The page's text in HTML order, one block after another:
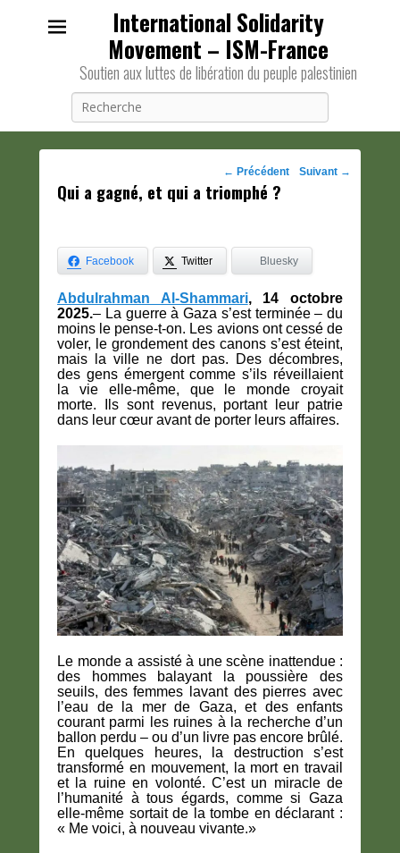
International Solidarity
Movement – ISM-France
Soutien aux luttes de libération du peuple palestinien
Navigation
des
← Précédent Suivant →
Qui a gagné, et qui a triomphé ?
Facebook Twitter Bluesky
Abdulrahman Al-Shammari, 14 octobre
2025.– La guerre à Gaza s’est terminée – du
moins le pense-t-on. Les avions ont cessé de
voler, le grondement des canons s’est éteint,
mais la ville ne dort pas. Des décombres,
des gens émergent comme s’ils réveillaient
la vie elle-même, que le monde croyait
morte. Ils sont revenus, portant leur patrie
dans leur cœur avant de porter leurs affaires.
Le monde a assisté à une scène inattendue :
des hommes balayant la poussière des
seuils, des femmes lavant des pierres avec
l’eau de la mer de Gaza, et des enfants
courant parmi les ruines à la recherche d’un
ballon perdu – ou d’un livre pas encore brûlé.
En quelques heures, la destruction s’est
transformé en mouvement, la mort en travail
et la ruine en volonté. C’est un miracle de
l’humanité à tous égards, comme si Gaza
elle-même sortait de la tombe en déclarant :
« Me voici, à nouveau vivante.»